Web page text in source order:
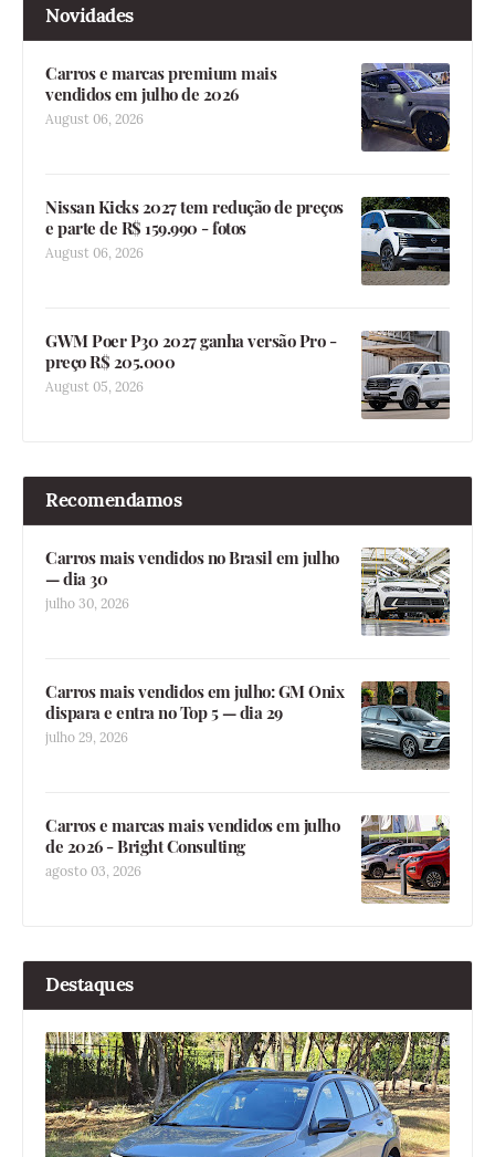
Novidades
Carros e marcas premium mais
vendidos em julho de 2026
August 06, 2026
Nissan Kicks 2027 tem redução de preços
e parte de R$ 159.990 - fotos
August 06, 2026
GWM Poer P30 2027 ganha versão Pro -
preço R$ 205.000
August 05, 2026
Recomendamos
Carros mais vendidos no Brasil em julho
— dia 30
julho 30, 2026
Carros mais vendidos em julho: GM Onix
dispara e entra no Top 5 — dia 29
julho 29, 2026
Carros e marcas mais vendidos em julho
de 2026 - Bright Consulting
agosto 03, 2026
Destaques